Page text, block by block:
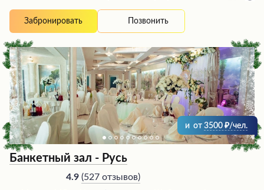
относится к пожеланиям клиентов и создает атмосферу
гостеприимства. Особый акцент делается на высоком
качестве банных процедур, предоставляя возможность
расслабиться в просторных банных домиках. Удобное
расположение и возможность заселения в любое время
дополняют привлекательность этого заведения,
оставляющего у гостей исключительно
положительные впечатления.
Забронировать Позвонить
и от 3500 /чел.
Банкетный зал - Русь
4.9 (527 отзывов)